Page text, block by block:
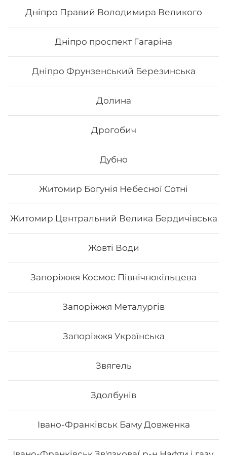
Дніпро Правий Володимира Великого
Дніпро проспект Гагаріна
Дніпро Фрунзенський Березинська
Долина
Дрогобич
Дубно
Житомир Богунія Небесної Сотні
Житомир Центральний Велика Бердичівська
Жовті Води
Запоріжжя Космос Північнокільцева
Запоріжжя Металургів
Запоріжжя Українська
Звягель
Здолбунів
Івано-Франківськ Баму Довженка
176
Рол Фудзіяма
Вага: 336 г Склад: Рис, Норі, Крем-сир, Авокадо, Ікра
Унагі
Рол Кіото